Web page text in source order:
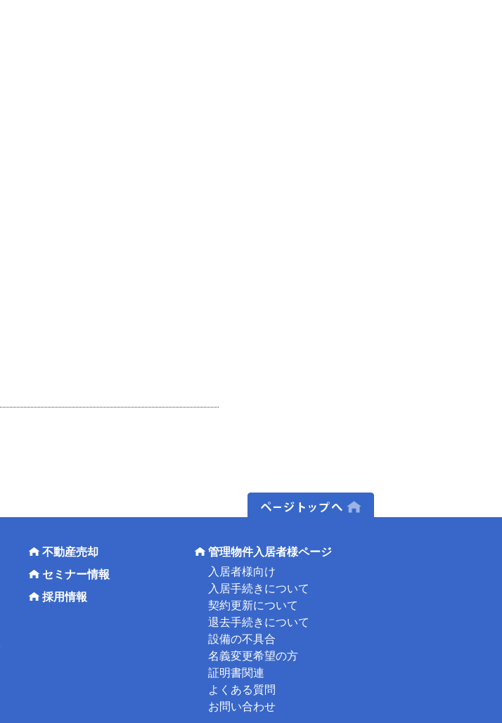
不動産売却
セミナー情報
採用情報
管理物件入居者様ページ
入居者様向け
入居手続きについて
契約更新について
退去手続きについて
設備の不具合
名義変更希望の方
証明書関連
よくある質問
お問い合わせ